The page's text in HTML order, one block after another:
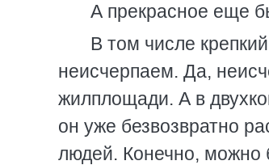
А прекрасное еще
В том числе
неисчерпаем. Да,
жилплощади. А в
он уже безвозвратно
людей. Конечно, можно